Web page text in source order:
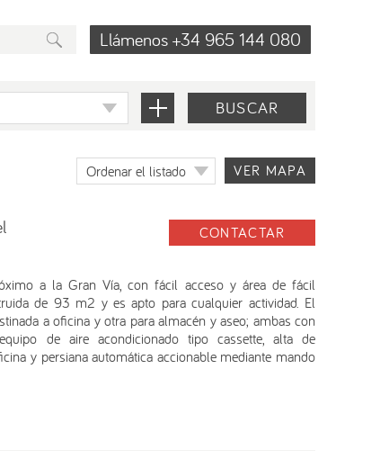
Llámenos +34 965 144 080
BUSCAR
VER MAPA
Ordenar el listado
CONTACTAR
a la Gran Vía, con fácil acceso y área de fácil
de 93 m2 y es apto para cualquier actividad. El
a oficina y otra para almacén y aseo; ambas con
de aire acondicionado tipo cassette, alta de
y persiana automática accionable mediante mando